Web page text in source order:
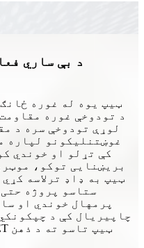
د بې ساري
د تودوخې غوره
لوړې تودوخې سره د
غوښتنلیکونو لپاره
کې تړلو او خوندي
بریښنایی توکو،
ستاسو پروژه
پرمهال خوندي او
چاپیریال کې د